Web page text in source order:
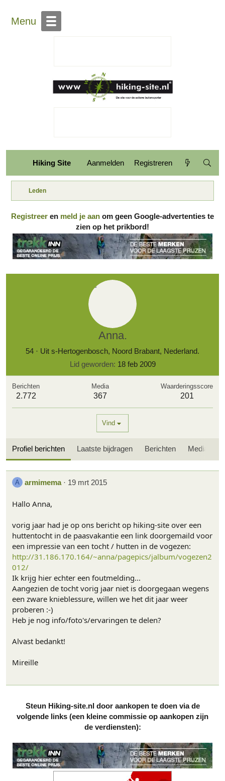
Menu
Contact
Hiking Site Aanmelden Registreren
Leden
Registreer en meld je aan om geen Google-advertenties te
zien op het prikbord!
Anna.
54 · Uit s-Hertogenbosch, Noord Brabant, Nederland.
Lid geworden 18 feb 2009
Berichten
2.772
Media
367
Waarderingsscore
201
Vind
Profiel berichten Laatste bijdragen Berichten Media
A armimema 19 mrt 2015
Hallo Anna,
vorig jaar had je op ons bericht op hiking-site over een
huttentocht in de paasvakantie een link doorgemaild voor
een impressie van een tocht / hutten in de vogezen:
http://31.186.170.164/~anna/pagepics/jalbum/vogezen2
012/
Ik krijg hier echter een foutmelding...
Aangezien de tocht vorig jaar niet is doorgegaan wegens
een zware knieblessure, willen we het dit jaar weer
proberen :-)
Heb je nog info/foto's/ervaringen te delen?
Alvast bedankt!
Mireille
Steun Hiking-site.nl door aankopen te doen via de
volgende links (een kleine commissie op aankopen zijn
de verdiensten):